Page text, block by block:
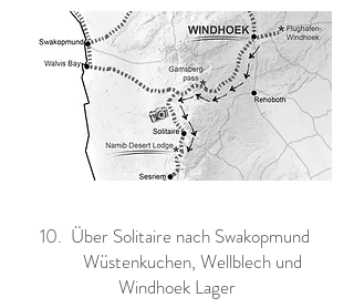
10. Über Solitaire nach Swakopmund
Wüstenkuchen, Wellblech und
Windhoek Lager